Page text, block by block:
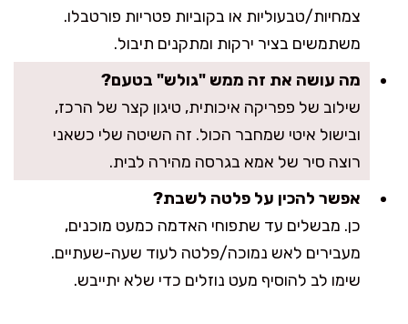
צמחיות/טבעוליות או בקוביות פטריות פורטבלו.
משתמשים בציר ירקות ומתקנים תיבול.
מה עושה את זה ממש "גולש" בטעם?
שילוב של פפריקה איכותית, טיגון קצר של הרכז,
ובישול איטי שמחבר הכול. זה השיטה שלי כשאני
רוצה סיר של אמא בגרסה מהירה לבית.
אפשר להכין על פלטה לשבת?
כן. מבשלים עד שתפוחי האדמה כמעט מוכנים,
מעבירים לאש נמוכה/פלטה לעוד שעה-שעתיים.
שימו לב להוסיף מעט נוזלים כדי שלא יתייבש.